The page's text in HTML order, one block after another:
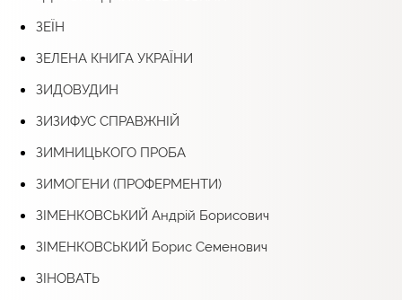
ЗЕЇН
ЗЕЛЕНА КНИГА УКРАЇНИ
ЗИДОВУДИН
ЗИЗИФУС СПРАВЖНІЙ
ЗИМНИЦЬКОГО ПРОБА
ЗИМОГЕНИ (ПРОФЕРМЕНТИ)
ЗІМЕНКОВСЬКИЙ Андрій Борисович
ЗІМЕНКОВСЬКИЙ Борис Семенович
ЗІНОВАТЬ